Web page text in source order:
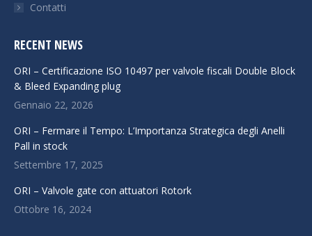
Contatti
RECENT NEWS
ORI – Certificazione ISO 10497 per valvole fiscali Double Block
& Bleed Expanding plug
Gennaio 22, 2026
ORI – Fermare il Tempo: L’Importanza Strategica degli Anelli
Pall in stock
Settembre 17, 2025
ORI – Valvole gate con attuatori Rotork
Ottobre 16, 2024